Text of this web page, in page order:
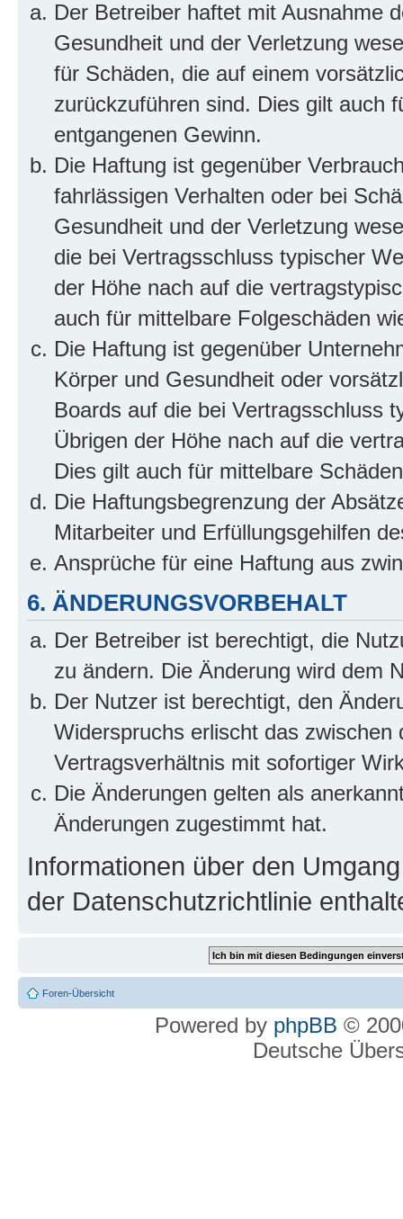
Der Betreiber haftet mit Ausnahme
Gesundheit und der Verletzung
für Schäden, die auf einem
zurückzuführen sind. Dies gilt auch
entgangenen Gewinn.
Die Haftung ist gegenüber
fahrlässigen Verhalten oder bei
Gesundheit und der Verletzung
die bei Vertragsschluss typischer
der Höhe nach auf die
auch für mittelbare Folgeschäden
Die Haftung ist gegenüber
Körper und Gesundheit oder
Boards auf die bei Vertragsschluss
Übrigen der Höhe nach auf die
Dies gilt auch für mittelbare
Die Haftungsbegrenzung der
Mitarbeiter und Erfüllungsgehilfen
Ansprüche für eine Haftung aus
6. ÄNDERUNGSVORBEHALT
Der Betreiber ist berechtigt, die
zu ändern. Die Änderung wird dem
Der Nutzer ist berechtigt, den
Widerspruchs erlischt das
Vertragsverhältnis mit sofortiger
Die Änderungen gelten als
Änderungen zugestimmt hat.
Informationen über den
der Datenschutzrichtlinie
Foren-Übersicht
Powered by phpBB ©
Deutsche